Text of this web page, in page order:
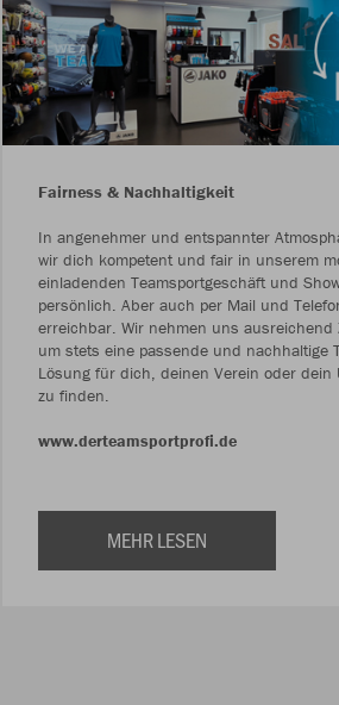
Fairness & Nachhaltigkeit
In angenehmer und entspannter
wir dich kompetent und fair in unserem
einladenden Teamsportgeschäft und
persönlich. Aber auch per Mail und
erreichbar. Wir nehmen uns ausreichend
um stets eine passende und nachhaltige
Lösung für dich, deinen Verein oder dein
zu finden.
www.derteamsportprofi.de
MEHR LESEN